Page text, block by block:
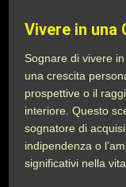
Vivere in una
Sognare di vivere
una crescita
prospettive o il
interiore. Questo
sognatore di
indipendenza o
significativi nella vita.